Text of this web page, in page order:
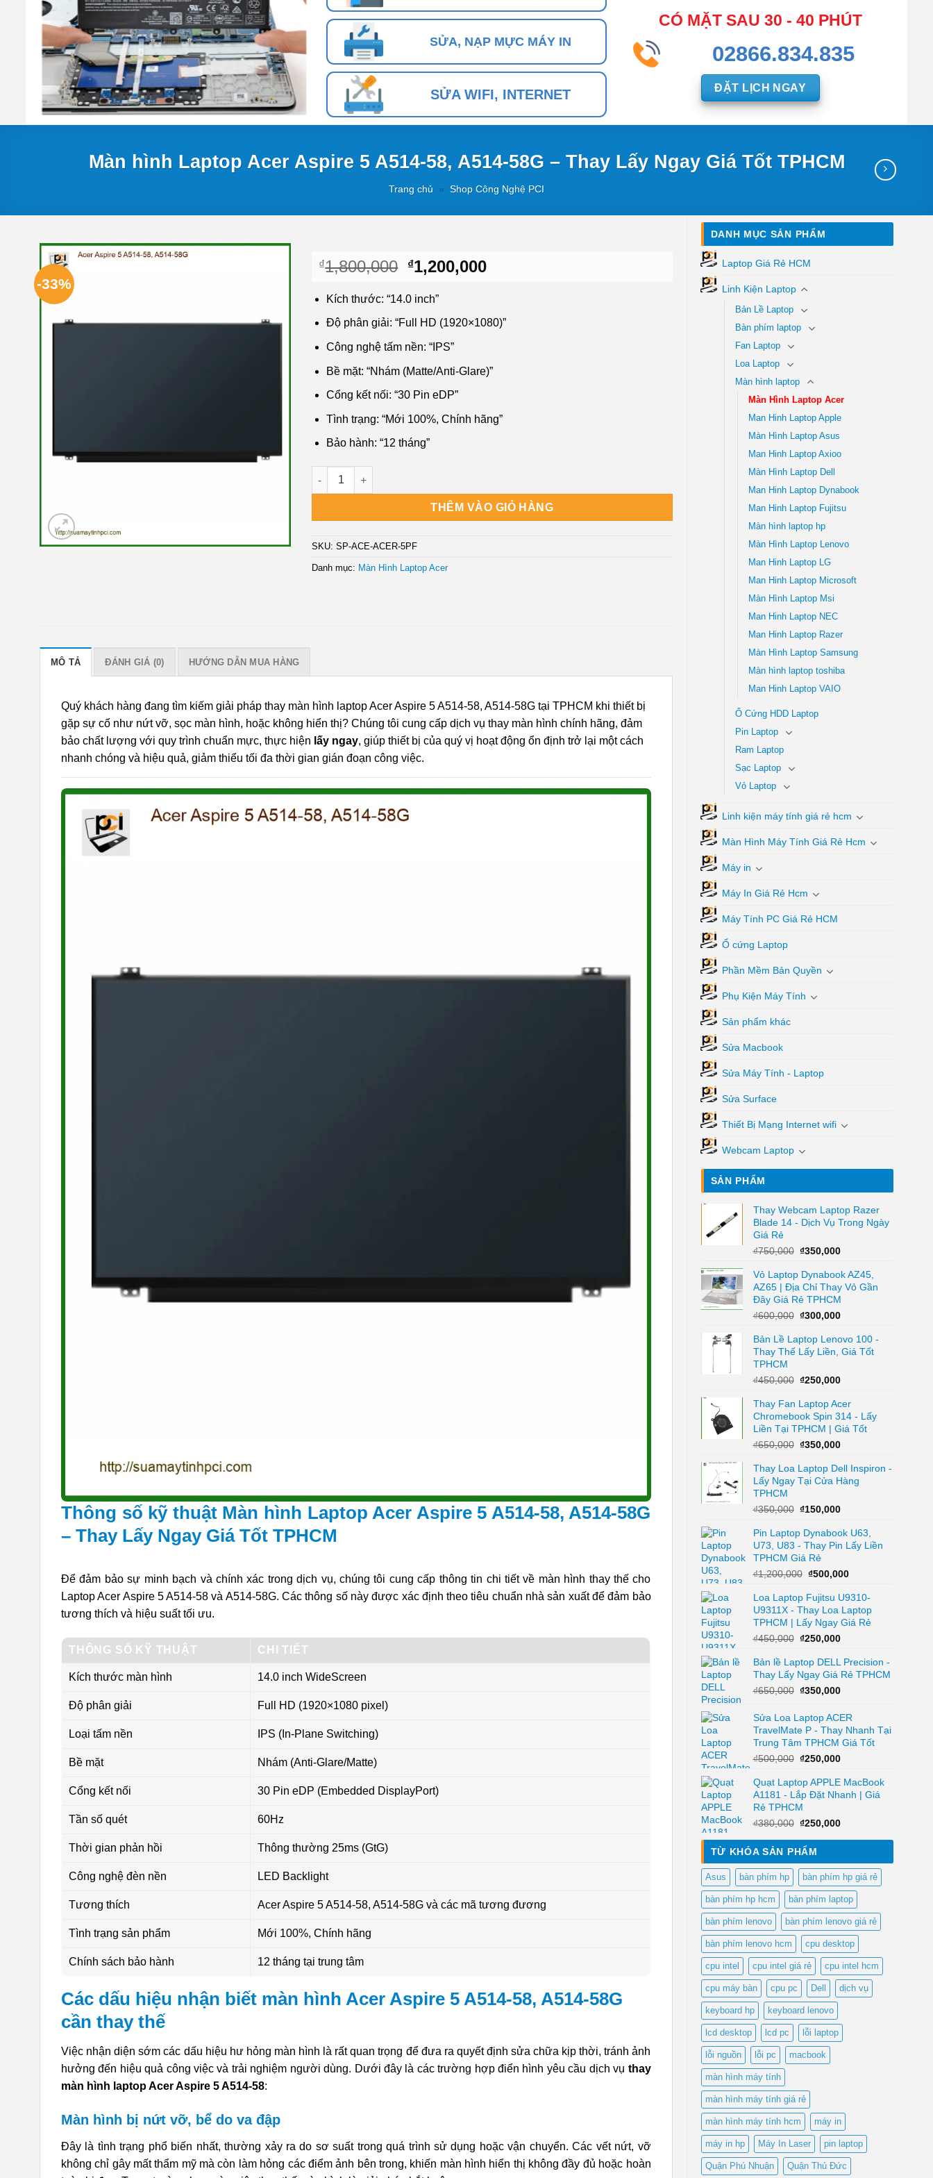
SỬA, NẠP MỰC MÁY IN
SỬA WIFI, INTERNET
CÓ MẶT SAU 30 - 40 PHÚT
02866.834.835
ĐẶT LỊCH NGAY
Màn hình Laptop Acer Aspire 5 A514-58, A514-58G – Thay Lấy Ngay Giá Tốt TPHCM
Trang chủ » Shop Công Nghệ PCI
DANH MỤC SẢN PHẨM
Laptop Giá Rẻ HCM
Linh Kiện Laptop
Bản Lề Laptop
Bàn phím laptop
Fan Laptop
Loa Laptop
Màn hình laptop
Màn Hình Laptop Acer
Man Hinh Laptop Apple
Màn Hình Laptop Asus
Man Hinh Laptop Axioo
Màn Hình Laptop Dell
Man Hinh Laptop Dynabook
Man Hinh Laptop Fujitsu
Màn hình laptop hp
Màn Hình Laptop Lenovo
Man Hinh Laptop LG
Man Hinh Laptop Microsoft
Màn Hình Laptop Msi
Man Hinh Laptop NEC
Man Hinh Laptop Razer
Màn Hình Laptop Samsung
Màn hình laptop toshiba
Man Hinh Laptop VAIO
Ổ Cứng HDD Laptop
Pin Laptop
Ram Laptop
Sạc Laptop
Vỏ Laptop
Linh kiện máy tính giá rẻ hcm
Màn Hình Máy Tính Giá Rẻ Hcm
Máy in
Máy In Giá Rẻ Hcm
Máy Tính PC Giá Rẻ HCM
Ổ cứng Laptop
Phần Mềm Bản Quyền
Phụ Kiện Máy Tính
Sản phẩm khác
Sửa Macbook
Sửa Máy Tính - Laptop
Sửa Surface
Thiết Bị Mạng Internet wifi
Webcam Laptop
SẢN PHẨM
Thay Webcam Laptop Razer
Blade 14 - Dịch Vụ Trong Ngày
Giá Rẻ
₫750,000 Giá
là:
₫750,000.
₫350,000Giá
tại
là:
₫350,000.
Vỏ Laptop Dynabook AZ45,
AZ65 | Địa Chỉ Thay Vỏ Gần
Đây Giá Rẻ TPHCM
₫600,000 Giá
là:
₫600,000.
₫300,000Giá
tại
là:
Bản Lề Laptop Lenovo 100 -
Thay Thế Lấy Liền, Giá Tốt
TPHCM
₫450,000 Giá
là:
₫450,000.
₫250,000Giá
tại
là:
₫250,000.
Thay Fan Laptop Acer
Chromebook Spin 314 - Lấy
Liền Tại TPHCM | Giá Tốt
₫650,000 Giá
là:
₫650,000.
₫350,000Giá
tại
là:
Thay Loa Laptop Dell Inspiron -
Lấy Ngay Tại Cửa Hàng
TPHCM
₫350,000 Giá
là:
₫350,000.
₫150,000Giá
tại
là:
Pin Laptop Dynabook U63,
U73, U83 - Thay Pin Lấy Liền
TPHCM Giá Rẻ
₫1,200,000 Giá
là:
₫1,200,000.
₫500,000Giá
tại
là:
₫500,000.
Loa Laptop Fujitsu U9310-
U9311X - Thay Loa Laptop
TPHCM | Lấy Ngay Giá Rẻ
₫450,000 Giá
là:
₫450,000.
₫250,000Giá
tại
là:
₫250,000.
Bản lề Laptop DELL Precision -
Thay Lấy Ngay Giá Rẻ TPHCM
₫650,000 Giá
là:
₫650,000.
₫350,000Giá
tại
là:
₫350,000.
Sửa Loa Laptop ACER
TravelMate P - Thay Nhanh Tại
Trung Tâm TPHCM Giá Tốt
₫500,000 Giá
là:
₫500,000.
₫250,000Giá
tại
là:
Quạt Laptop APPLE MacBook
A1181 - Lắp Đặt Nhanh | Giá
Rẻ TPHCM
₫380,000 Giá
là:
₫250,000Giá
₫250,000.
TỪ KHÓA SẢN PHẨM
Asus bàn phím hp bàn phím hp giá rẻ
bàn phím hp hcm bàn phím laptop
bàn phím lenovo bàn phím lenovo giá rẻ
bàn phím lenovo hcm cpu desktop
cpu intel cpu intel giá rẻ cpu intel hcm
cpu máy bàn cpu pc Dell dịch vụ
keyboard hp keyboard lenovo
lcd desktop lcd pc lỗi laptop
lỗi nguồn lỗi pc macbook
màn hình máy tính
màn hình máy tính giá rẻ
màn hình máy tính hcm máy in
máy in hp Máy In Laser pin laptop
Quận Phú Nhuận Quận Thủ Đức
-33%
₫1,800,000 Giá
là:
₫1,800,000.
₫1,200,000Giá
là:
₫1,200,000.
Kích thước: “14.0 inch”
Độ phân giải: “Full HD (1920×1080)”
Công nghệ tấm nền: “IPS”
Bề mặt: “Nhám (Matte/Anti-Glare)”
Cổng kết nối: “30 Pin eDP”
Tình trạng: “Mới 100%, Chính hãng”
Bảo hành: “12 tháng”
Màn hình Laptop Acer Aspire 5 A514-58, A514-58G - Thay Lấy Ngay Giá Tốt TPHCM số lượng
THÊM VÀO GIỎ HÀNG
SKU:SP-ACE-ACER-5PF
Danh mục: Màn Hình Laptop Acer
MÔ TẢ ĐÁNH GIÁ (0) HƯỚNG DẪN MUA HÀNG
Quý khách hàng đang tìm kiếm giải pháp thay màn hình laptop Acer Aspire 5 A514-58, A514-58G tại TPHCM khi thiết bị
gặp sự cố như nứt vỡ, sọc màn hình, hoặc không hiển thị? Chúng tôi cung cấp dịch vụ thay màn hình chính hãng, đảm
bảo chất lượng với quy trình chuẩn mực, thực hiện lấy ngay, giúp thiết bị của quý vị hoạt động ổn định trở lại một cách
nhanh chóng và hiệu quả, giảm thiểu tối đa thời gian gián đoạn công việc.
Thông số kỹ thuật Màn hình Laptop Acer Aspire 5 A514-58, A514-58G
– Thay Lấy Ngay Giá Tốt TPHCM
Để đảm bảo sự minh bạch và chính xác trong dịch vụ, chúng tôi cung cấp thông tin chi tiết về màn hình thay thế cho
Laptop Acer Aspire 5 A514-58 và A514-58G. Các thông số này được xác định theo tiêu chuẩn nhà sản xuất để đảm bảo
tương thích và hiệu suất tối ưu.
THÔNG SỐ KỸ THUẬT CHI TIẾT
Kích thước màn hình 14.0 inch WideScreen
Độ phân giải Full HD (1920×1080 pixel)
Loại tấm nền IPS (In-Plane Switching)
Bề mặt Nhám (Anti-Glare/Matte)
Cổng kết nối 30 Pin eDP (Embedded DisplayPort)
Tần số quét 60Hz
Thời gian phản hồi Thông thường 25ms (GtG)
Công nghệ đèn nền LED Backlight
Tương thích Acer Aspire 5 A514-58, A514-58G và các mã tương đương
Tình trạng sản phẩm Mới 100%, Chính hãng
Chính sách bảo hành 12 tháng tại trung tâm
Các dấu hiệu nhận biết màn hình Acer Aspire 5 A514-58, A514-58G
cần thay thế
Việc nhận diện sớm các dấu hiệu hư hỏng màn hình là rất quan trọng để đưa ra quyết định sửa chữa kịp thời, tránh ảnh
hưởng đến hiệu quả công việc và trải nghiệm người dùng. Dưới đây là các trường hợp điển hình yêu cầu dịch vụ thay
màn hình laptop Acer Aspire 5 A514-58:
Màn hình bị nứt vỡ, bể do va đập
Đây là tình trạng phổ biến nhất, thường xảy ra do sơ suất trong quá trình sử dụng hoặc vận chuyển. Các vết nứt, vỡ
không chỉ gây mất thẩm mỹ mà còn làm hỏng các điểm ảnh bên trong, khiến màn hình hiển thị không đầy đủ hoặc hoàn